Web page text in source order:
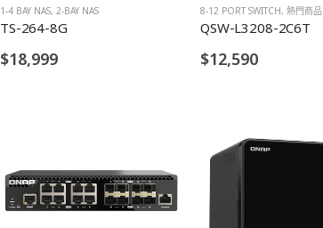
1-4 BAY NAS, 2-BAY NAS
TS-264-8G
$18,999
8-12 PORT SWITCH, 熱門商品
QSW-L3208-2C6T
$12,590